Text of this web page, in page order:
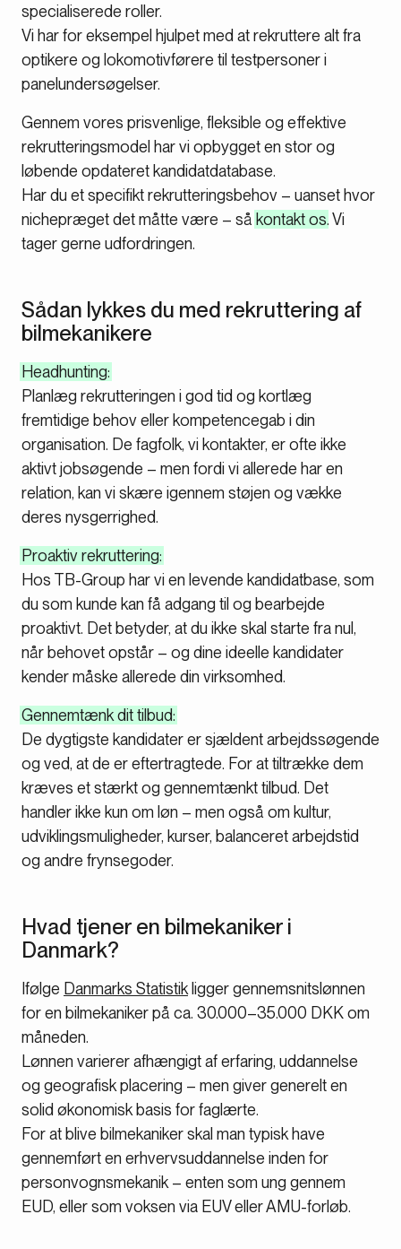
specialiserede roller.
Vi har for eksempel hjulpet med at rekruttere alt fra
optikere og lokomotivførere til testpersoner i
panelundersøgelser.
Gennem vores prisvenlige, fleksible og effektive
rekrutteringsmodel har vi opbygget en stor og
løbende opdateret kandidatdatabase.
Har du et specifikt rekrutteringsbehov – uanset hvor
nichepræget det måtte være – så kontakt os. Vi
tager gerne udfordringen.
Sådan lykkes du med rekruttering af
bilmekanikere
Headhunting:
Planlæg rekrutteringen i god tid og kortlæg
fremtidige behov eller kompetencegab i din
organisation. De fagfolk, vi kontakter, er ofte ikke
aktivt jobsøgende – men fordi vi allerede har en
relation, kan vi skære igennem støjen og vække
deres nysgerrighed.
Proaktiv rekruttering:
Hos TB-Group har vi en levende kandidatbase, som
du som kunde kan få adgang til og bearbejde
proaktivt. Det betyder, at du ikke skal starte fra nul,
når behovet opstår – og dine ideelle kandidater
kender måske allerede din virksomhed.
Gennemtænk dit tilbud:
De dygtigste kandidater er sjældent arbejdssøgende
og ved, at de er eftertragtede. For at tiltrække dem
kræves et stærkt og gennemtænkt tilbud. Det
handler ikke kun om løn – men også om kultur,
udviklingsmuligheder, kurser, balanceret arbejdstid
og andre frynsegoder.
Hvad tjener en bilmekaniker i
Danmark?
Ifølge Danmarks Statistik ligger gennemsnitslønnen
for en bilmekaniker på ca. 30.000–35.000 DKK om
måneden.
Lønnen varierer afhængigt af erfaring, uddannelse
og geografisk placering – men giver generelt en
solid økonomisk basis for faglærte.
For at blive bilmekaniker skal man typisk have
gennemført en erhvervsuddannelse inden for
personvognsmekanik – enten som ung gennem
EUD, eller som voksen via EUV eller AMU-forløb.